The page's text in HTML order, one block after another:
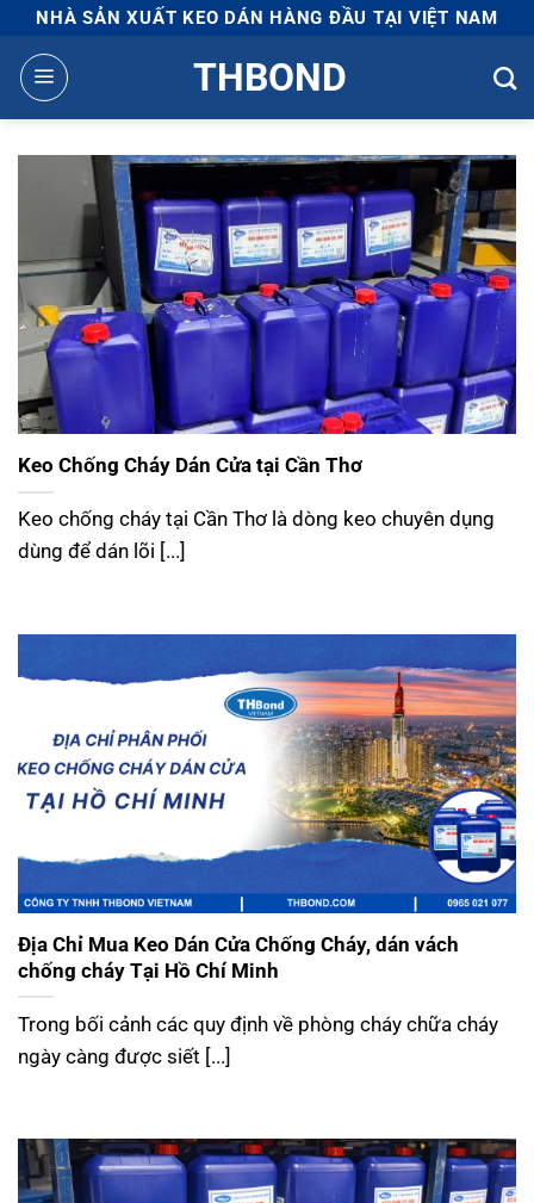
qua
nội
NHÀ SẢN XUẤT KEO DÁN HÀNG ĐẦU TẠI VIỆT NAM
THBOND
Keo Chống Cháy Dán Cửa tại Cần Thơ
Keo chống cháy tại Cần Thơ là dòng keo chuyên dụng
dùng để dán lõi [...]
Địa Chỉ Mua Keo Dán Cửa Chống Cháy, dán vách
chống cháy Tại Hồ Chí Minh
Trong bối cảnh các quy định về phòng cháy chữa cháy
ngày càng được siết [...]